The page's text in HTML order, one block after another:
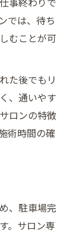
では、待ち
むことが可
た後でもリ
、通いやす
ロンの特徴
術時間の確
、駐車場完
。サロン専